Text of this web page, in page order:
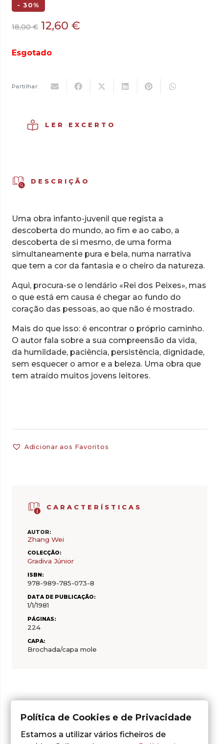
- 30%
18,00€ O
original
12,60 €
Esgotado
Partilhar:
LER EXCERTO
CARACTERÍSTICAS
AUTOR:
Zhang Wei
COLECÇÃO:
Gradiva Júnior
ISBN:
978-989-785-073-8
DATA DE PUBLICAÇÃO:
1/1/1981
PÁGINAS:
224
CAPA:
Brochada/capa mole
DESCRIÇÃO
Uma obra infanto-juvenil que regista a
descoberta do mundo, ao fim e ao cabo, a
descoberta de si mesmo, de uma forma
simultaneamente pura e bela, numa narrativa
que tem a cor da fantasia e o cheiro da natureza.
Aqui, procura-se o lendário «Rei dos Peixes», mas
o que está em causa é chegar ao fundo do
coração das pessoas, ao que não é mostrado.
Mais do que isso: é encontrar o próprio caminho.
O autor fala sobre a sua compreensão da vida,
da humildade, paciência, persistência, dignidade,
sem esquecer o amor e a beleza. Uma obra que
tem atraído muitos jovens leitores.
Adicionar aos Favoritos
Outras sugestões
Política de Cookies e de Privacidade
Estamos a utilizar vários ficheiros de